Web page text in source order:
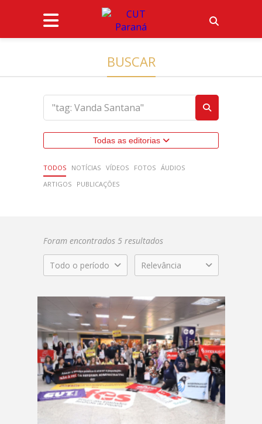
BUSCAR
Todas as editorias
TODOS NOTÍCIAS VÍDEOS FOTOS ÁUDIOS
ARTIGOS
PUBLICAÇÕES
Foram encontrados 5 resultados
Todo o período Relevância